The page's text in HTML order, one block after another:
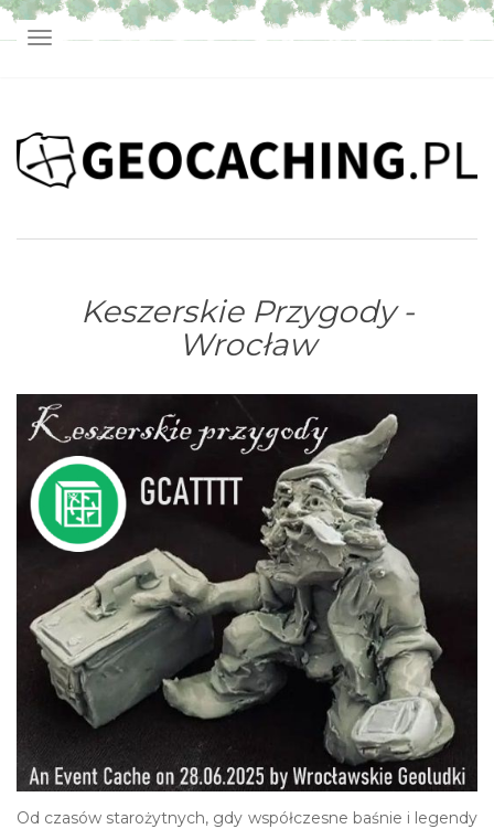
TOGGLE NAVIGATION
Keszerskie Przygody -
Wrocław
Od czasów starożytnych, gdy współczesne baśnie i legendy